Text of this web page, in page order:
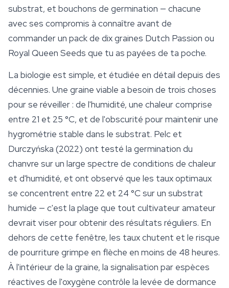
substrat, et bouchons de germination — chacune
avec ses compromis à connaître avant de
commander un pack de dix graines Dutch Passion ou
Royal Queen Seeds que tu as payées de ta poche.
La biologie est simple, et étudiée en détail depuis des
décennies. Une graine viable a besoin de trois choses
pour se réveiller : de l'humidité, une chaleur comprise
entre 21 et 25 °C, et de l'obscurité pour maintenir une
hygrométrie stable dans le substrat. Pelc et
Durczyńska (2022) ont testé la germination du
chanvre sur un large spectre de conditions de chaleur
et d'humidité, et ont observé que les taux optimaux
se concentrent entre 22 et 24 °C sur un substrat
humide — c'est la plage que tout cultivateur amateur
devrait viser pour obtenir des résultats réguliers. En
dehors de cette fenêtre, les taux chutent et le risque
de pourriture grimpe en flèche en moins de 48 heures.
À l'intérieur de la graine, la signalisation par espèces
réactives de l'oxygène contrôle la levée de dormance